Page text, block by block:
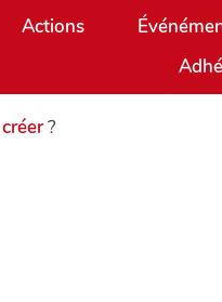
Actions
créer?